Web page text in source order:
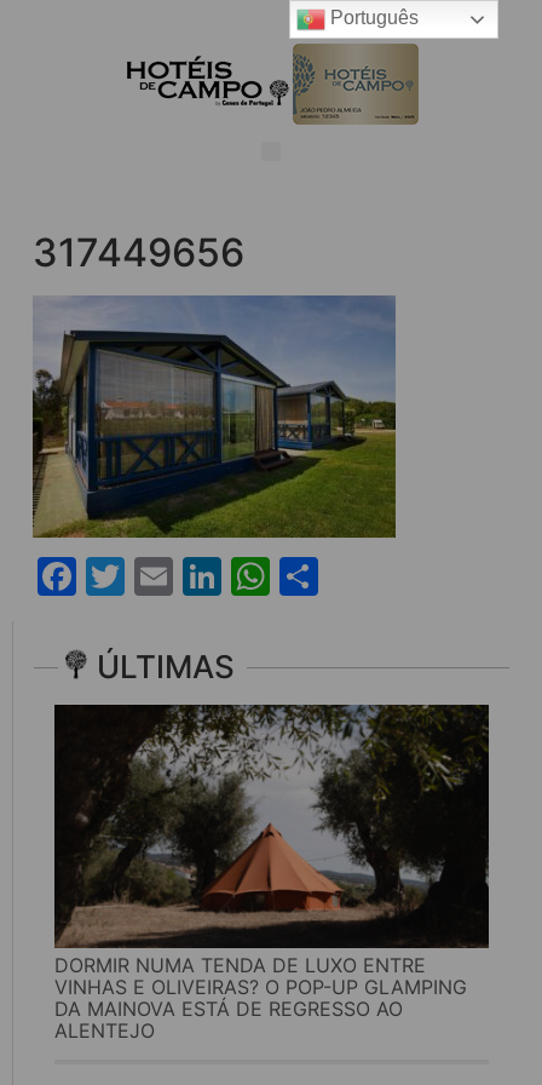
317449656
Facebook
Twitter
EmailLinkedIn
WhatsApp
ÚLTIMAS
DORMIR NUMA TENDA DE LUXO ENTRE
VINHAS E OLIVEIRAS? O POP-UP GLAMPING
DA MAINOVA ESTÁ DE REGRESSO AO
ALENTEJO
Português